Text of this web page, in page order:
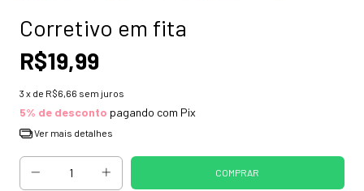
Corretivo em fita
R$19,99
3 x de R$6,66 sem juros
5% de desconto pagando com Pix
Ver mais detalhes